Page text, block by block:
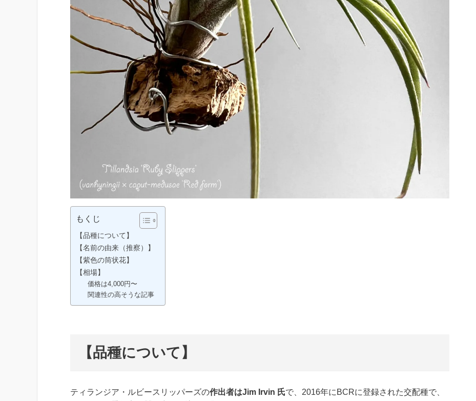
もくじ
【品種について】
【名前の由来（推察）】
【紫色の筒状花】
【相場】
価格は4,000円〜
関連性の高そうな記事
【品種について】
ティランジア・ルビースリッパーズの作出者はJim Irvin 氏で、2016年にBCRに登録された交配種で、